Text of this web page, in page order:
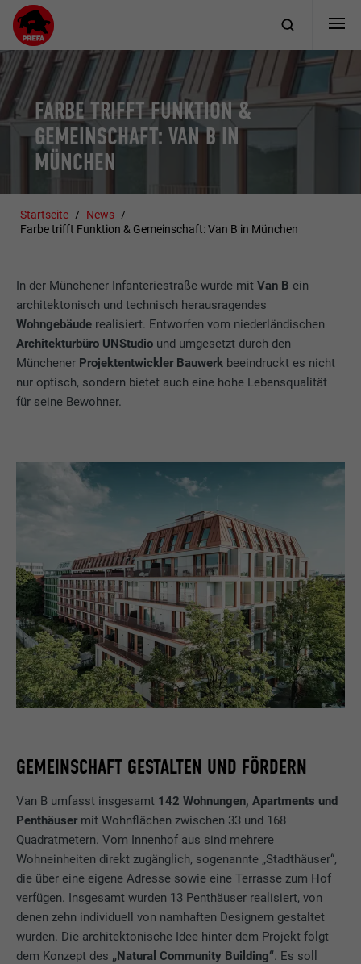
FARBE TRIFFT FUNKTION &
GEMEINSCHAFT: VAN B IN
MÜNCHEN
Startseite
News
Farbe trifft Funktion & Gemeinschaft: Van B in München
In der Münchener Infanteriestraße wurde mitVan B ein
architektonisch und technisch herausragendes
Wohngebäude realisiert. Entworfen vom niederländischen
Architekturbüro UNStudio und umgesetzt durch den
Münchener Projektentwickler Bauwerk beeindruckt es nicht
nur optisch, sondern bietet auch eine hohe Lebensqualität
für seine Bewohner.
GEMEINSCHAFT GESTALTEN UND FÖRDERN
Van B umfasst insgesamt 142 Wohnungen, Apartments und
Penthäuser mit Wohnflächen zwischen 33 und 168
Quadratmetern. Vom Innenhof aus sind mehrere
Wohneinheiten direkt zugänglich, sogenannte „Stadthäuser“,
die über eine eigene Adresse sowie eine Terrasse zum Hof
verfügen. Insgesamt wurden 13 Penthäuser realisiert, von
denen zehn individuell von namhaften Designern gestaltet
wurden. Die architektonische Idee hinter dem Projekt folgt
dem Konzept des „Natural Community Building“. Es soll